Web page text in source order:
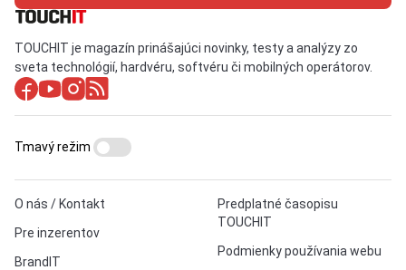
TOUCHIT je magazín prinášajúci novinky, testy a analýzy zo
sveta technológií, hardvéru, softvéru či mobilných operátorov.
O nás / Kontakt
Pre inzerentov
BrandIT
Predplatné časopisu
TOUCHIT
Podmienky používania webu
Tmavý režim